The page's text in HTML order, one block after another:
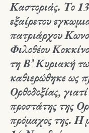
Καστοριάς. Το
εξαίρετου
πατριάρχου
Φιλοθέου
τη Β’ Κυριακή
καθιερώθηκε ως
Ορθοδοξίας,
προστάτης της
πρόμαχος της. Η